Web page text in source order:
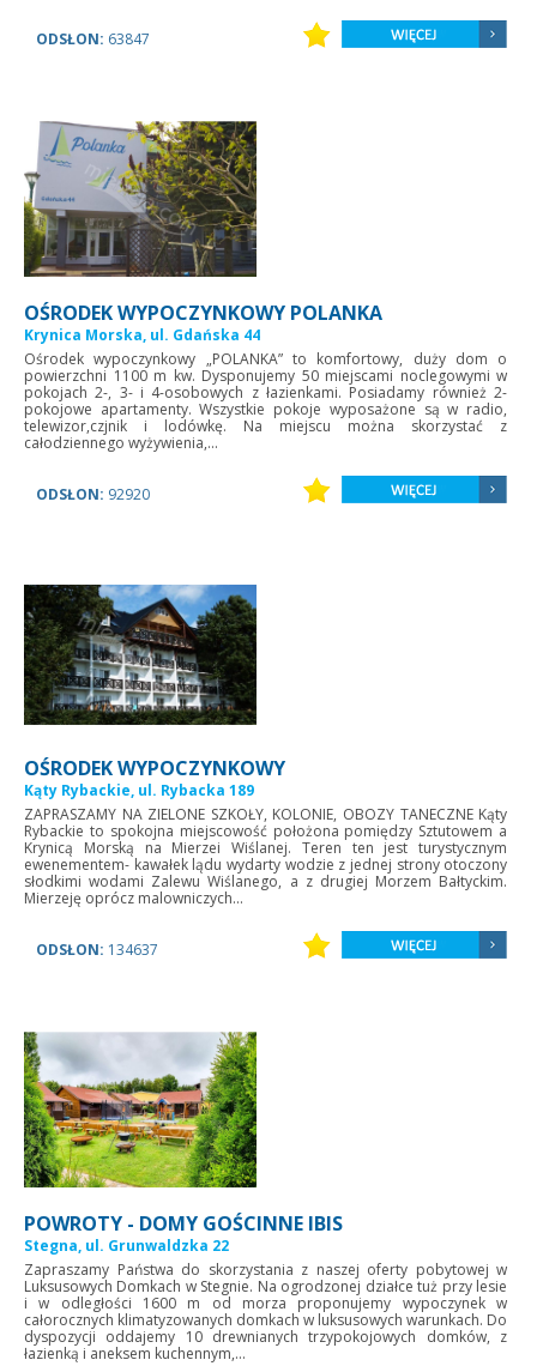
ODSŁON: 63847
OŚRODEK WYPOCZYNKOWY POLANKA
Krynica Morska, ul. Gdańska 44
Ośrodek wypoczynkowy „POLANKA” to komfortowy, duży dom o
powierzchni 1100 m kw. Dysponujemy 50 miejscami noclegowymi w
pokojach 2-, 3- i 4-osobowych z łazienkami. Posiadamy również 2-
pokojowe apartamenty. Wszystkie pokoje wyposażone są w radio,
telewizor,czjnik i lodówkę. Na miejscu można skorzystać z
całodziennego wyżywienia,...
ODSŁON: 92920
OŚRODEK WYPOCZYNKOWY
Kąty Rybackie, ul. Rybacka 189
ZAPRASZAMY NA ZIELONE SZKOŁY, KOLONIE, OBOZY TANECZNE Kąty
Rybackie to spokojna miejscowość położona pomiędzy Sztutowem a
Krynicą Morską na Mierzei Wiślanej. Teren ten jest turystycznym
ewenementem- kawałek lądu wydarty wodzie z jednej strony otoczony
słodkimi wodami Zalewu Wiślanego, a z drugiej Morzem Bałtyckim.
Mierzeję oprócz malowniczych...
ODSŁON: 134637
POWROTY - DOMY GOŚCINNE IBIS
Stegna, ul. Grunwaldzka 22
Zapraszamy Państwa do skorzystania z naszej oferty pobytowej w
Luksusowych Domkach w Stegnie. Na ogrodzonej działce tuż przy lesie
i w odległości 1600 m od morza proponujemy wypoczynek w
całorocznych klimatyzowanych domkach w luksusowych warunkach. Do
dyspozycji oddajemy 10 drewnianych trzypokojowych domków, z
łazienką i aneksem kuchennym,...